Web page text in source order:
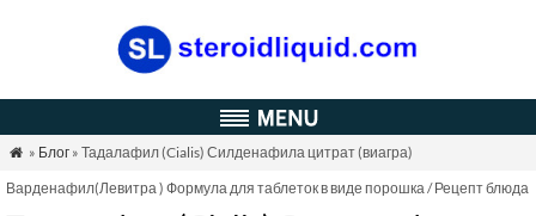
 » Блог» Тадалафил (Cialis) Силденафила цитрат (виагра)
Варденафил(Левитра ) Формула для таблеток в виде порошка / Рецепт блюда